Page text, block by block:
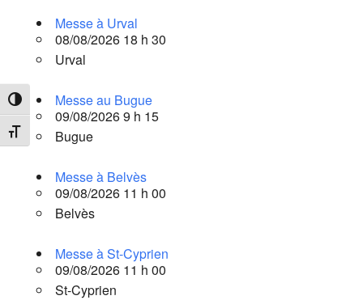
Passer en contraste élevé
Changer la taille de la police
Messe à Urval
08/08/2026 18 h 30
Urval
Messe au Bugue
09/08/2026 9 h 15
Bugue
Messe à Belvès
09/08/2026 11 h 00
Belvès
Messe à St-Cyprien
09/08/2026 11 h 00
St-Cyprien